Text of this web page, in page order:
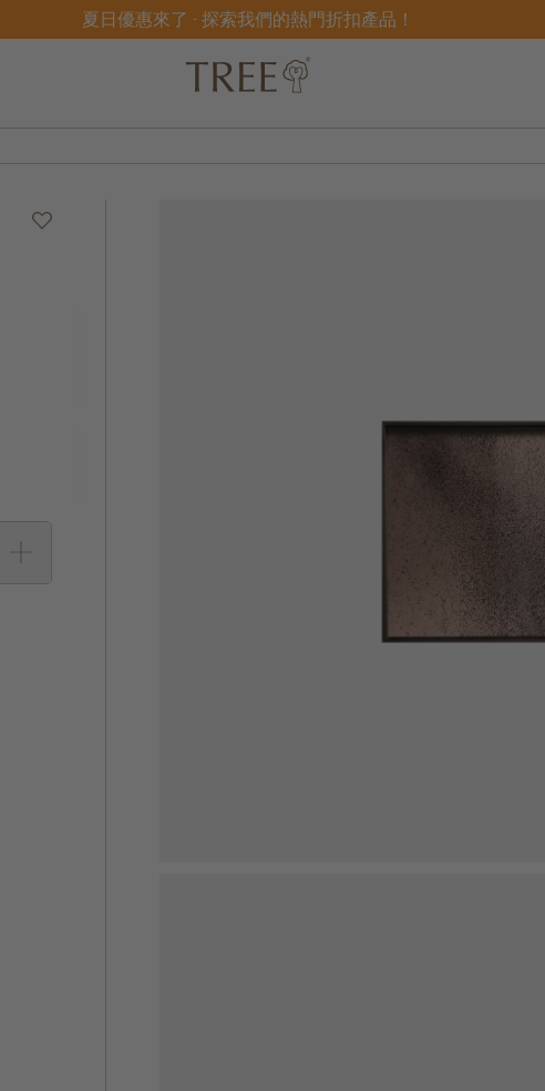
夏日優惠來了 - 探索我們的熱門折扣產品！